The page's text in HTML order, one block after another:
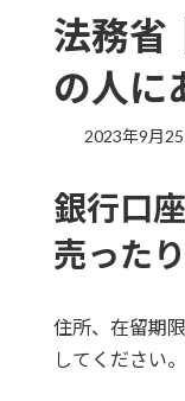
法務省
の人に
2023年9月25
銀行口
売った
住所、在留期
してください。